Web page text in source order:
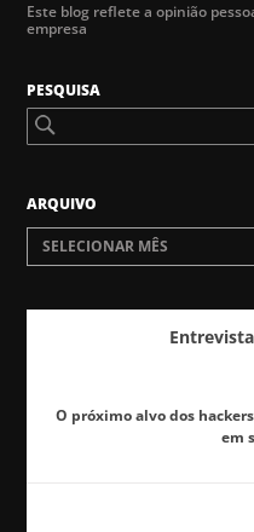
Este blog reflete a opinião
empresa
PESQUISA
ARQUIVO
SELECIONAR MÊS
O próximo alvo dos
em